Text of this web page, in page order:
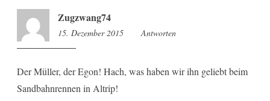
Zugzwang74
15. Dezember 2015 9:46
Antworten
Der Müller, der Egon! Hach, was haben wir ihn geliebt beim
Sandbahnrennen in Altrip!